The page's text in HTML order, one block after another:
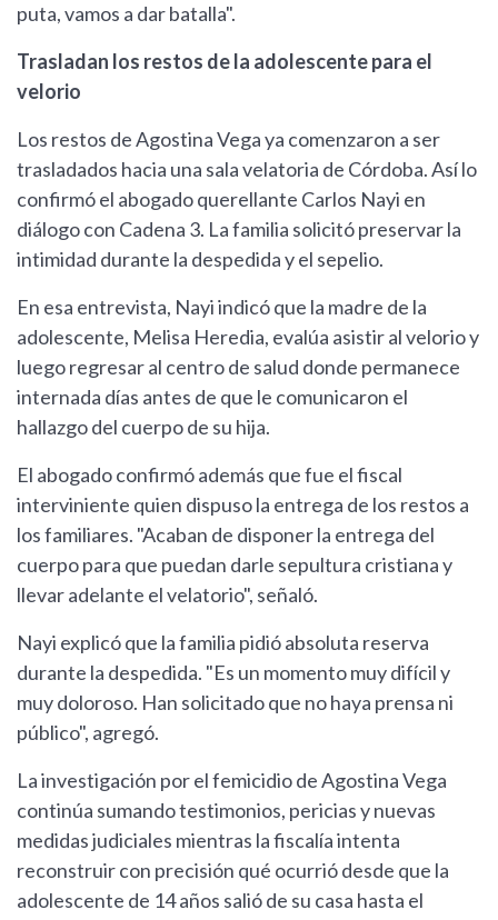
puta, vamos a dar batalla".
Trasladan los restos de la adolescente para el
velorio
Los restos de Agostina Vega ya comenzaron a ser
trasladados hacia una sala velatoria de Córdoba. Así lo
confirmó el abogado querellante Carlos Nayi en
diálogo con Cadena 3. La familia solicitó preservar la
intimidad durante la despedida y el sepelio.
En esa entrevista, Nayi indicó que la madre de la
adolescente, Melisa Heredia, evalúa asistir al velorio y
luego regresar al centro de salud donde permanece
internada días antes de que le comunicaron el
hallazgo del cuerpo de su hija.
El abogado confirmó además que fue el fiscal
interviniente quien dispuso la entrega de los restos a
los familiares. "Acaban de disponer la entrega del
cuerpo para que puedan darle sepultura cristiana y
llevar adelante el velatorio", señaló.
Nayi explicó que la familia pidió absoluta reserva
durante la despedida. "Es un momento muy difícil y
muy doloroso. Han solicitado que no haya prensa ni
público", agregó.
La investigación por el femicidio de Agostina Vega
continúa sumando testimonios, pericias y nuevas
medidas judiciales mientras la fiscalía intenta
reconstruir con precisión qué ocurrió desde que la
adolescente de 14 años salió de su casa hasta el